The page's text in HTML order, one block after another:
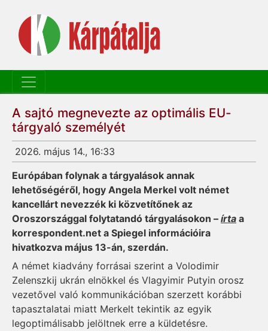
A sajtó megnevezte az optimális EU-
tárgyaló személyét
2026. május 14., 16:33
Európában folynak a tárgyalások annak
lehetőségéről, hogy Angela Merkel volt német
kancellárt nevezzék ki közvetítőnek az
Oroszországgal folytatandó tárgyalásokon – írta a
korrespondent.net a Spiegel információira
hivatkozva május 13-án, szerdán.
A német kiadvány forrásai szerint a Volodimir
Zelenszkij ukrán elnökkel és Vlagyimir Putyin orosz
vezetővel való kommunikációban szerzett korábbi
tapasztalatai miatt Merkelt tekintik az egyik
legoptimálisabb jelöltnek erre a küldetésre.